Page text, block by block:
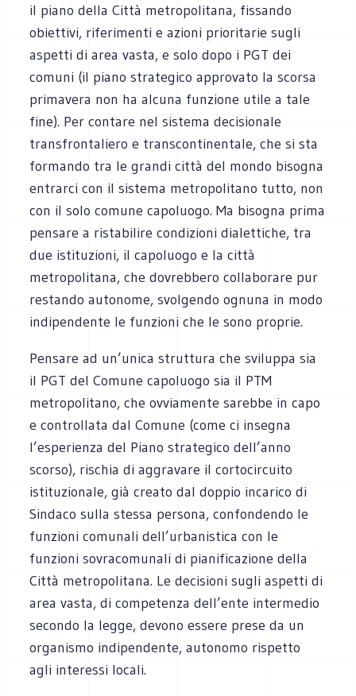
il piano della Città metropolitana, fissando
obiettivi, riferimenti e azioni prioritarie sugli
aspetti di area vasta, e solo dopo i PGT dei
comuni (il piano strategico approvato la scorsa
primavera non ha alcuna funzione utile a tale
fine). Per contare nel sistema decisionale
transfrontaliero e transcontinentale, che si sta
formando tra le grandi città del mondo bisogna
entrarci con il sistema metropolitano tutto, non
con il solo comune capoluogo. Ma bisogna prima
pensare a ristabilire condizioni dialettiche, tra
due istituzioni, il capoluogo e la città
metropolitana, che dovrebbero collaborare pur
restando autonome, svolgendo ognuna in modo
indipendente le funzioni che le sono proprie.
Pensare ad un’unica struttura che sviluppa sia
il PGT del Comune capoluogo sia il PTM
metropolitano, che ovviamente sarebbe in capo
e controllata dal Comune (come ci insegna
l’esperienza del Piano strategico dell’anno
scorso), rischia di aggravare il cortocircuito
istituzionale, già creato dal doppio incarico di
Sindaco sulla stessa persona, confondendo le
funzioni comunali dell’urbanistica con le
funzioni sovracomunali di pianificazione della
Città metropolitana. Le decisioni sugli aspetti di
area vasta, di competenza dell’ente intermedio
secondo la legge, devono essere prese da un
organismo indipendente, autonomo rispetto
agli interessi locali.